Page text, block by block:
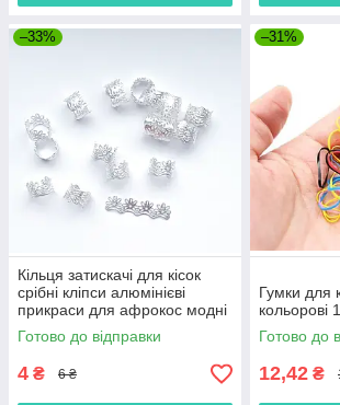
–33%
Кільця затискачі для кісок
срібні кліпси алюмінієві
прикраси для афрокос модні
аксесуари для зачісок дред
Готово до відправки
4 ₴ 6 ₴
–31%
Гумки для
кольорові
Готово до
12,42 ₴